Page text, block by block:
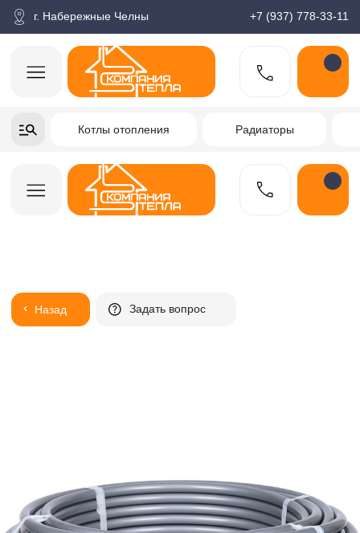
г. Набережные Челны
Котлы отопления Радиаторы Водонагреватели
+7-937-778-33-11